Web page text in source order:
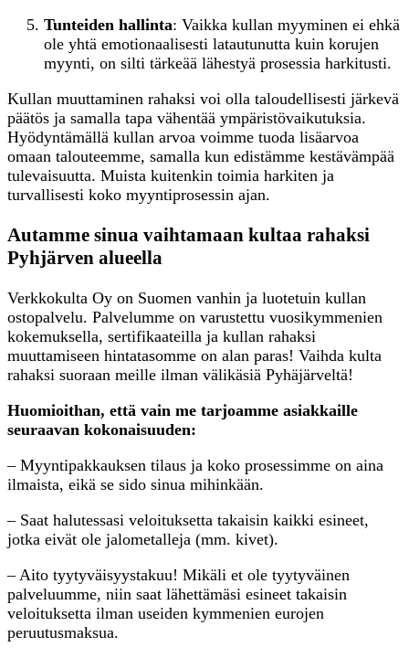
Tunteiden hallinta: Vaikka kullan myyminen ei ehkä
ole yhtä emotionaalisesti latautunutta kuin korujen
myynti, on silti tärkeää lähestyä prosessia harkitusti.
Kullan muuttaminen rahaksi voi olla taloudellisesti järkevä
päätös ja samalla tapa vähentää ympäristövaikutuksia.
Hyödyntämällä kullan arvoa voimme tuoda lisäarvoa
omaan talouteemme, samalla kun edistämme kestävämpää
tulevaisuutta. Muista kuitenkin toimia harkiten ja
turvallisesti koko myyntiprosessin ajan.
Autamme sinua vaihtamaan kultaa rahaksi
Pyhjärven alueella
Verkkokulta Oy on Suomen vanhin ja luotetuin kullan
ostopalvelu. Palvelumme on varustettu vuosikymmenien
kokemuksella, sertifikaateilla ja kullan rahaksi
muuttamiseen hintatasomme on alan paras! Vaihda kulta
rahaksi suoraan meille ilman välikäsiä Pyhäjärveltä!
Huomioithan, että vain me tarjoamme asiakkaille
seuraavan kokonaisuuden:
– Myyntipakkauksen tilaus ja koko prosessimme on aina
ilmaista, eikä se sido sinua mihinkään.
– Saat halutessasi veloituksetta takaisin kaikki esineet,
jotka eivät ole jalometalleja (mm. kivet).
– Aito tyytyväisyystakuu! Mikäli et ole tyytyväinen
palveluumme, niin saat lähettämäsi esineet takaisin
veloituksetta ilman useiden kymmenien eurojen
peruutusmaksua.